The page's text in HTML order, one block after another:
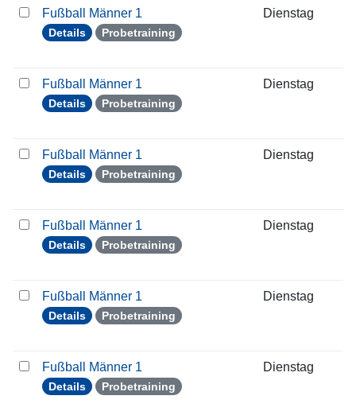
Fußball Männer 1
Details Probetraining
Dienstag
Fußball Männer 1
Details Probetraining
Dienstag
Fußball Männer 1
Details Probetraining
Dienstag
Fußball Männer 1
Details Probetraining
Dienstag
Fußball Männer 1
Details Probetraining
Dienstag
Fußball Männer 1
Details Probetraining
Dienstag